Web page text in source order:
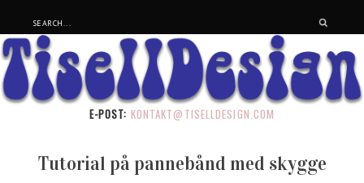
E-POST: KONTAKT@TISELLDESIGN.COM
Tutorial på pannebånd med skygge